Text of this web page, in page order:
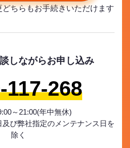
ちらもお手続きいただけます
しながらお申し込み
117-268
～21:00(年中無休)
及び弊社指定のメンテナンス日を
除く